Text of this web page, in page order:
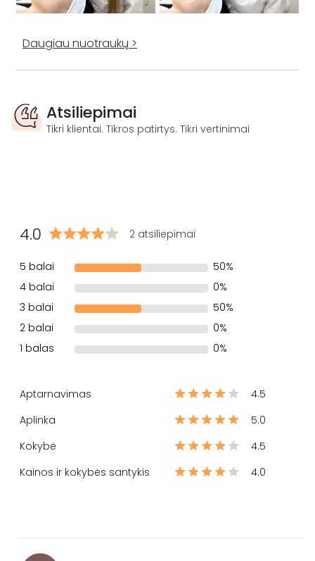
Daugiau nuotraukų >
Atsiliepimai
Tikri klientai. Tikros patirtys. Tikri vertinimai
4.0 2 atsiliepimai
5 balai
50%
4 balai
0%
3 balai
50%
2 balai
0%
1 balas
0%
Aptarnavimas
4.5
Aplinka
5.0
Kokybė
4.5
Kainos ir kokybės santykis
4.0